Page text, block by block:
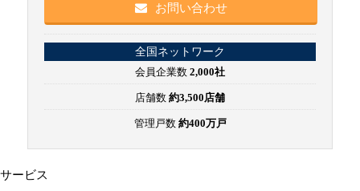
お問い合わせ
全国ネットワーク
会員企業数 2,000社
店舗数 約3,500店舗
管理戸数 約400万戸
サービス